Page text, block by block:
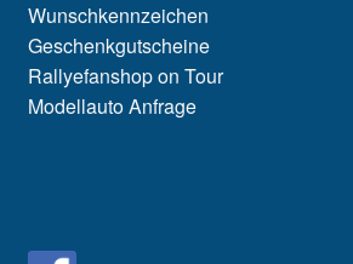
Wunschkennzeichen
Geschenkgutscheine
Rallyefanshop on Tour
Modellauto Anfrage